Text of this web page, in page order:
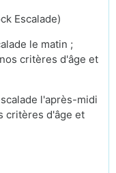
Escalade)
le matin ;
critères d'âge et
l'après-midi
critères d'âge et